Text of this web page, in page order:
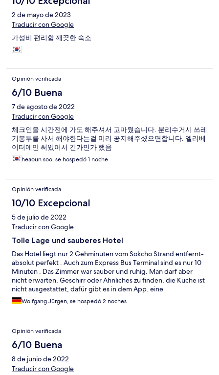
2 de mayo de 2023
Traducir con Google
가성비 편리함 깨끗한 숙소
Opinión verificada
6/10 Buena
7 de agosto de 2022
Traducir con Google
체크인을 시간전에 가도 해주셔서 고마웠습니다. 분리수거시 쓰레
기봉투를 사서 해야한다는걸 미리 공지해주셨으면합니다. 엘리베
이터에만 써있어서 긴가민가 했음
heaoun soo, se hospedó 1 noche
Opinión verificada
10/10 Excepcional
5 de julio de 2022
Traducir con Google
Tolle Lage und sauberes Hotel
Das Hotel liegt nur 2 Gehminuten vom Sokcho Strand entfernt-
absolut perfekt . Auch zum Express Bus Terminal sind es nur 10
Minuten . Das Zimmer war sauber und ruhig. Man darf aber
nicht erwarten, Geschirr oder Ähnliches zu finden, die Küche ist
nicht ausgestattet, dafür gibt es in dem App. eine
Waschmaschine.Das Hotel ist ohne Einschränkung
empfehlenswert !
Wolfgang Jürgen, se hospedó 2 noches
Opinión verificada
6/10 Buena
8 de junio de 2022
Traducir con Google